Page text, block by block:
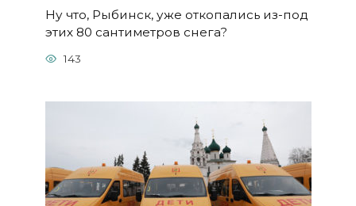
Ну что, Рыбинск, уже откопались из-под
этих 80 сантиметров снега?
143